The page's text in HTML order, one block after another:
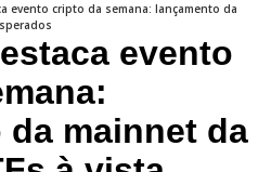
evento cripto da semana: lançamento da
evento
da mainnet da